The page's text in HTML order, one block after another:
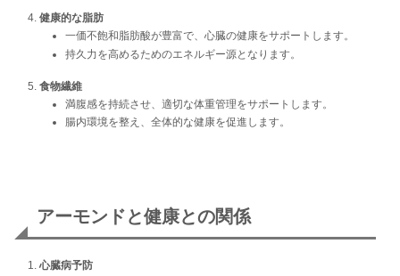
健康的な脂肪
一価不飽和脂肪酸が豊富で、心臓の健康をサポートします。
持久力を高めるためのエネルギー源となります。
食物繊維
満腹感を持続させ、適切な体重管理をサポートします。
腸内環境を整え、全体的な健康を促進します。
アーモンドと健康との関係
心臓病予防